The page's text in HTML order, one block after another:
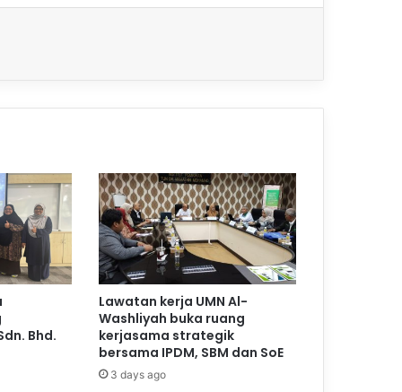
Bhd.
Lawatan kerja UMN Al-
Washliyah buka ruang
kerjasama strategik
bersama IPDM, SBM dan SoE
3 days ago